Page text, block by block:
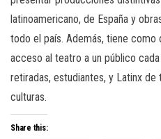
latinoamericano, de España y
todo el país. Además, tiene
acceso al teatro a un público
retiradas, estudiantes, y Latinx de
culturas.
Share this: